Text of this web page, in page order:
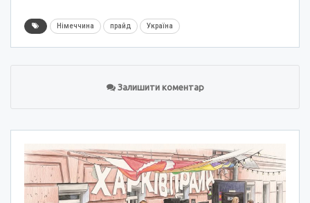
Німеччина прайд Україна
Залишити коментар